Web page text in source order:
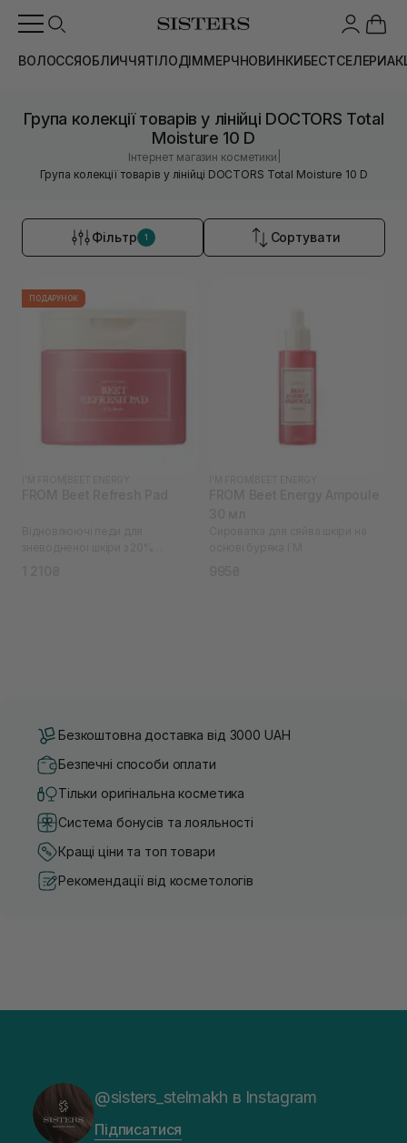
ВОЛОССЯОБЛИЧЧЯТІЛОДІММЕРЧНОВИНКИБЕСТСЕЛЕРИ
Група колекції товарів у лінійці DOCTORS Total
Moisture 10 D
Інтернет магазин косметики
Група колекції товарів у лінійці DOCTORS Total Moisture 10 D
Фільтр 1 Сортувати
ПОДАРУНОК
Безкоштовна доставка від 3000 UAH
Безпечні способи оплати
Тільки оригінальна косметика
Система бонусів та лояльності
Кращі ціни та топ товари
Рекомендації від косметологів
@sisters_stelmakh в Instagram
Підписатися